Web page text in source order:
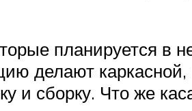
планируется в
делают
и сборку. Что же